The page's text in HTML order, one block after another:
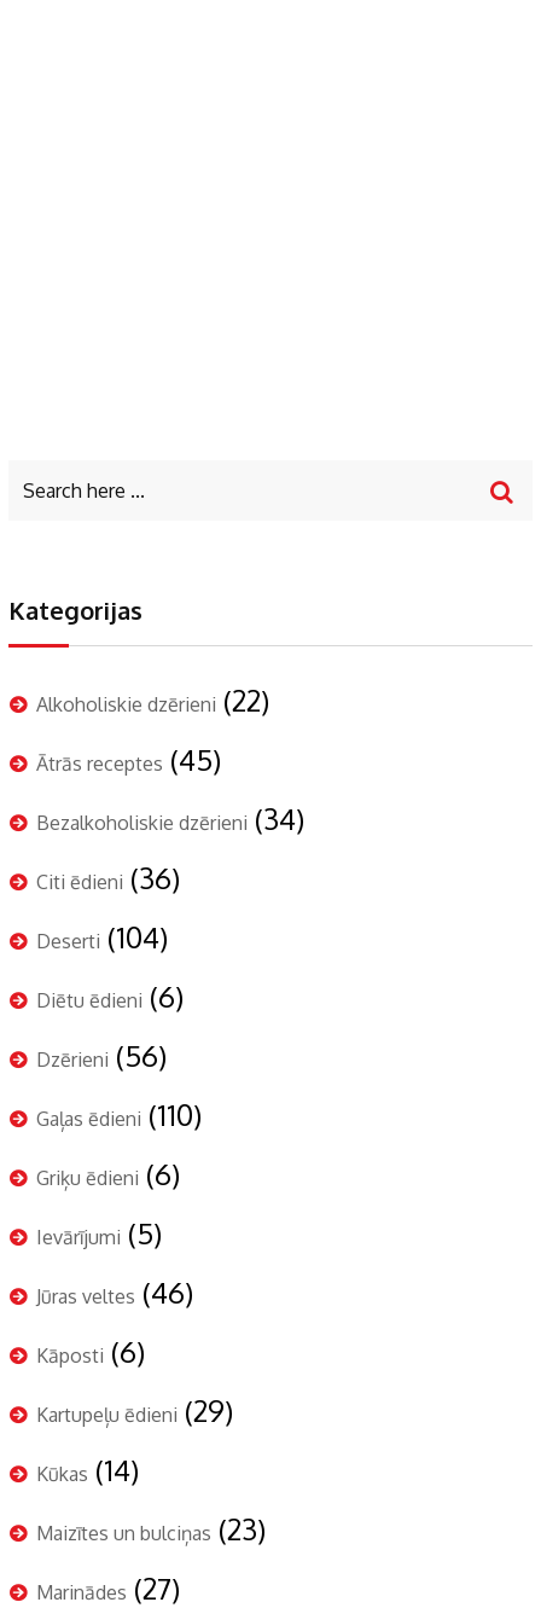
Kategorijas
Alkoholiskie dzērieni (22)
Ātrās receptes (45)
Bezalkoholiskie dzērieni (34)
Citi ēdieni (36)
Deserti (104)
Diētu ēdieni (6)
Dzērieni (56)
Gaļas ēdieni (110)
Griķu ēdieni (6)
Ievārījumi (5)
Jūras veltes (46)
Kāposti (6)
Kartupeļu ēdieni (29)
Kūkas (14)
Maizītes un bulciņas (23)
Marinādes (27)